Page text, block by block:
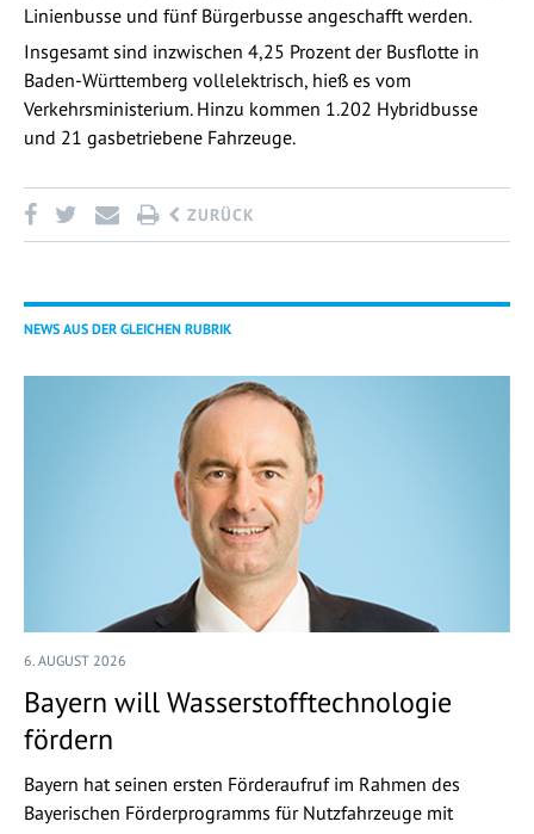
Linienbusse und fünf Bürgerbusse angeschafft werden.
Insgesamt sind inzwischen 4,25 Prozent der Busflotte in
Baden-Württemberg vollelektrisch, hieß es vom
Verkehrsministerium. Hinzu kommen 1.202 Hybridbusse
und 21 gasbetriebene Fahrzeuge.
ZURÜCK
NEWS AUS DER GLEICHEN RUBRIK
6. AUGUST 2026
Bayern will Wasserstofftechnologie
fördern
Bayern hat seinen ersten Förderaufruf im Rahmen des
Bayerischen Förderprogramms für Nutzfahrzeuge mit